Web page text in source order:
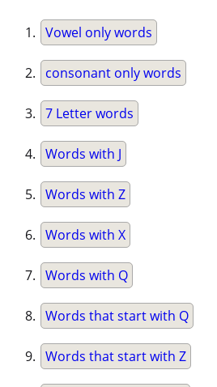
Vowel only words
consonant only words
7 Letter words
Words with J
Words with Z
Words with X
Words with Q
Words that start with Q
Words that start with Z